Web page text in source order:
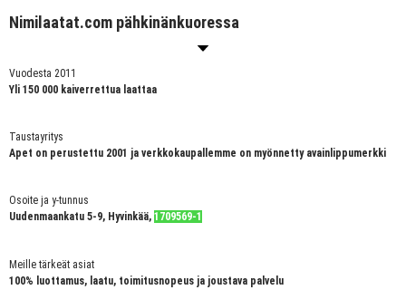
Nimilaatat.com pähkinänkuoressa
Vuodesta 2011
Yli 150 000 kaiverrettua laattaa
Taustayritys
Apet on perustettu 2001 ja verkkokaupallemme on myönnetty avainlippumerkki
Osoite ja y-tunnus
Uudenmaankatu 5-9, Hyvinkää, 1709569-1
Meille tärkeät asiat
100% luottamus, laatu, toimitusnopeus ja joustava palvelu